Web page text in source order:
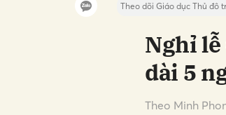
Theo dõi Giáo dục Thủ đô
Nghỉ
dài 5
Theo Minh